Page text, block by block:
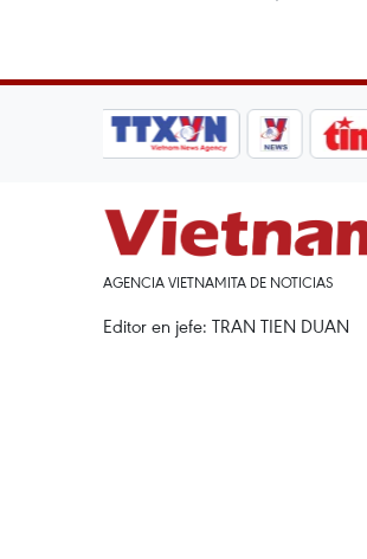
AGENCIA VIETNAMITA DE NOTICIAS
Editor en jefe: TRAN TIEN DUAN